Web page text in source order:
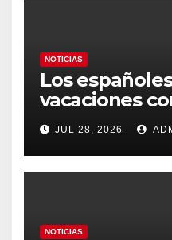
NOTICIAS
Los
vacaciones
carburantes
más caros
y los hoteles
JUL 28, 2026
NOTICIAS